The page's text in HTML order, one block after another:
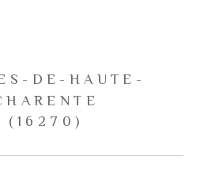
DE-HAUTE-
(16270)